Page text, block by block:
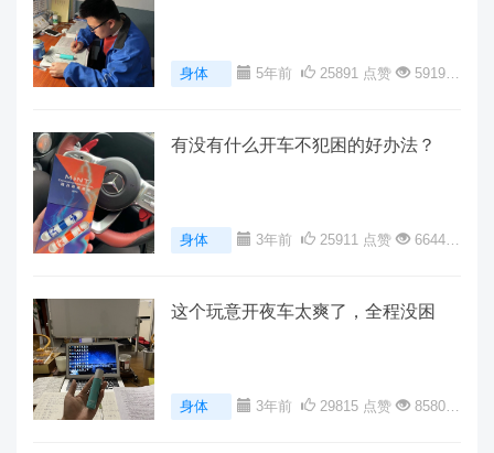
身体 5年前 25891 点赞
59199
有没有什么开车不犯困的好办法？
身体 3年前 25911 点赞
66441
这个玩意开夜车太爽了，全程没困
身体 3年前 29815 点赞
85809